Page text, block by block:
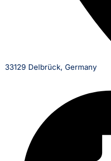
33129 Delbrück, Germany